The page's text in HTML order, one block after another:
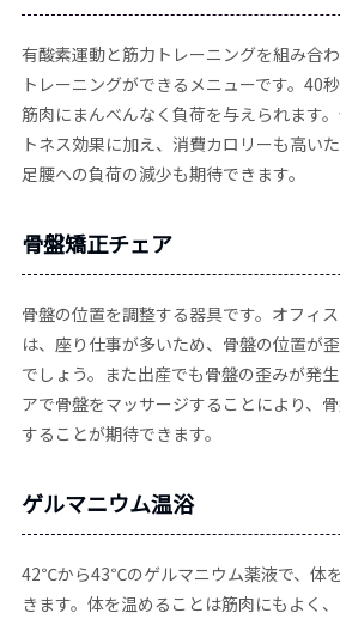
有酸素運動と筋力トレーニングを組み合
トレーニングができるメニューです。40
筋肉にまんべんなく負荷を与えられます
トネス効果に加え、消費カロリーも高い
足腰への負荷の減少も期待できます。
骨盤矯正チェア
骨盤の位置を調整する器具です。オフィ
は、座り仕事が多いため、骨盤の位置が
でしょう。また出産でも骨盤の歪みが発
アで骨盤をマッサージすることにより、
することが期待できます。
ゲルマニウム温浴
42℃から43℃のゲルマニウム薬液で、体
きます。体を温めることは筋肉にもよく